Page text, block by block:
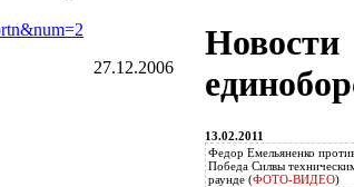
27.12.2006
Новости
13.02.2011
Федор Емельяненко
Победа Силвы
раунде (ФОТО-ВИДЕО)